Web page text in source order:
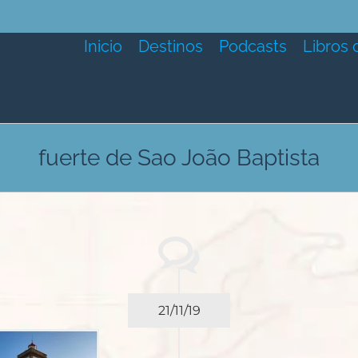
Inicio Destinos Podcasts Libros
fuerte de Sao João Baptista
21/11/19